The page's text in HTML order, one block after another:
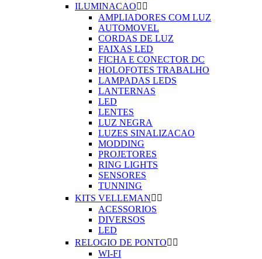
ILUMINACAO 
AMPLIADORES COM LUZ
AUTOMOVEL
CORDAS DE LUZ
FAIXAS LED
FICHA E CONECTOR DC
HOLOFOTES TRABALHO
LAMPADAS LEDS
LANTERNAS
LED
LENTES
LUZ NEGRA
LUZES SINALIZACAO
MODDING
PROJETORES
RING LIGHTS
SENSORES
TUNNING
KITS VELLEMAN 
ACESSORIOS
DIVERSOS
LED
RELOGIO DE PONTO 
WI-FI